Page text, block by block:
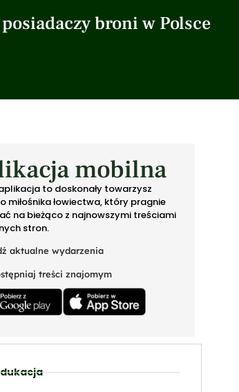
broni w Polsce
mobilna
to doskonały towarzysz
miłośnika łowiectwa, który pragnie
na bieżąco z najnowszymi treściami
stron.
aktualne wydarzenia
treści znajomym